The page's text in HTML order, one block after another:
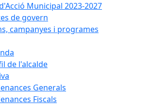
Municipal 2023-2027
de govern
campanyes i programes
de l'alcalde
Generals
Fiscals